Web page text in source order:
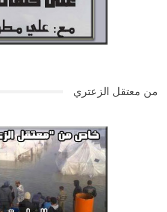
من معتقل الزعتري